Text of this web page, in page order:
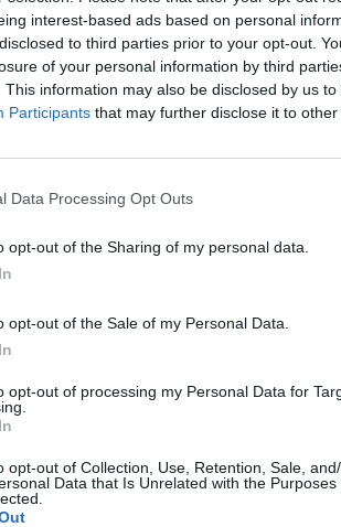
interest-based ads based on personal
to third parties prior to your opt-out.
of your personal information by third
This information may also be disclosed by us
Participants that may further disclose it to other
Data Processing Opt Outs
opt-out of the Sharing of my personal data.
opt-out of the Sale of my Personal Data.
opt-out of processing my Personal Data for
opt-out of Collection, Use, Retention, Sale,
Data that Is Unrelated with the Purposes